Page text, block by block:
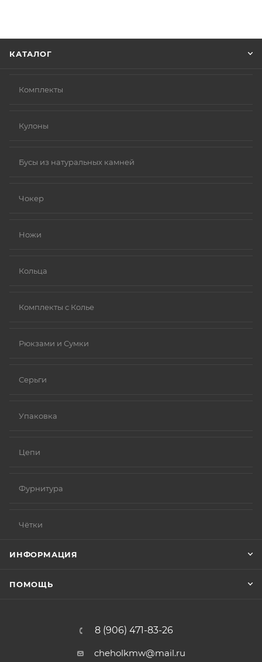
КАТАЛОГ
Комплекты
Кулоны
Бусы из натуральных камней
Чокер
Ножи
Кольца
Комплекты с Колье
Рюкзами и Сумки
Серьги
Упаковка
Цепи
Фурнитура
Чётки
ИНФОРМАЦИЯ
ПОМОЩЬ
8 (906) 471-83-26
cheholkmw@mail.ru